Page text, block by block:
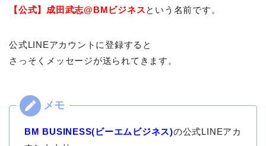
【公式】成田武志@BMビジネスという名前です。
公式LINEアカウントに登録すると
さっそくメッセージが送られてきます。
BM BUSINESS(ビーエムビジネス)の公式LINEアカ